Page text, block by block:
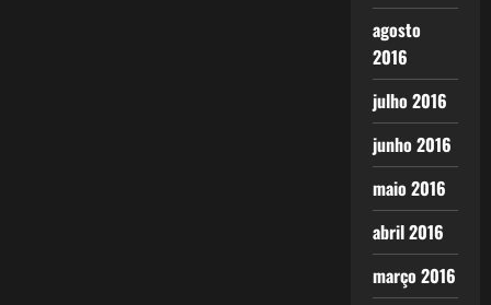
agosto
2016
julho 2016
junho 2016
maio 2016
abril 2016
março 2016